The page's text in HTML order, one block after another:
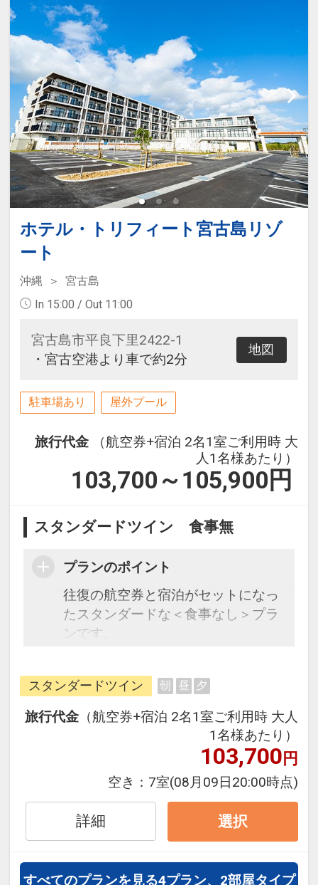
ホテル・トリフィート宮古島リゾ
ート
沖縄
宮古島
In 15:00 / Out 11:00
宮古島市平良下里2422-1
・宮古空港より車で約2分
地図
駐車場あり 屋外プール
旅行代金
（航空券+宿泊 2名1室ご利用時 大
人1名様あたり）
103,700～105,900 円
スタンダードツイン 食事無
プランのポイント
往復の航空券と宿泊がセットになっ
たスタンダードな＜食事なし＞プラ
ンです。
できるダイナミックパッケージだか
ら、一都市滞在はもちろん周遊旅行
にも最適！
旅行期間中の1泊だけの宿泊や延
泊・飛び泊なども自由自在です。
フライトは、安心のJAL（または
JALグループ）確約！フライトマイ
ル50%貯まります。
オプションでレンタカーや現地交
通・体験プランなどの追加（同時予
約）が可能なプランもございます。
スタンダードツイン 朝 昼 夕
旅行代金 （航空券+宿泊 2名1室ご利用時 大人
1名様あたり）
103,700円
空き： 7室(08月09日20:00時点)
詳細 選択
すべてのプランを見る4プラン、2部屋タイプ